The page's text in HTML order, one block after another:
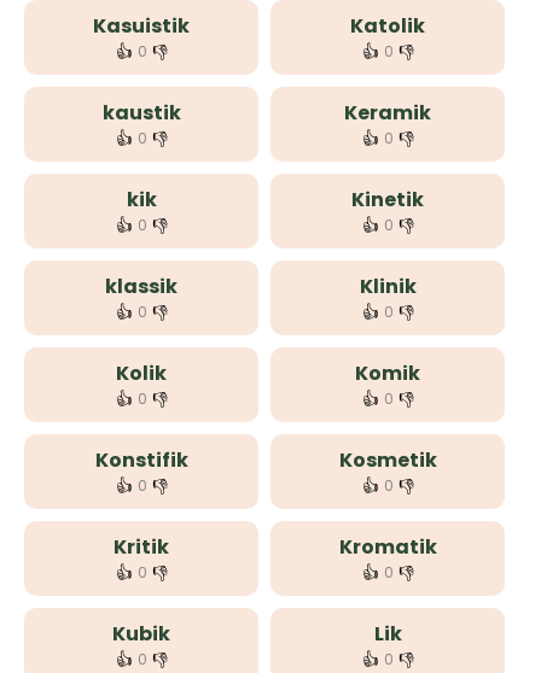
Kasuistik
👍 0 👎
Katolik
👍 0 👎
kaustik
👍 0 👎
Keramik
👍 0 👎
kik
👍 0 👎
Kinetik
👍 0 👎
klassik
👍 0 👎
Klinik
👍 0 👎
Kolik
👍 0 👎
Komik
👍 0 👎
Konstifik
👍 0 👎
Kosmetik
👍 0 👎
Kritik
👍 0 👎
Kromatik
👍 0 👎
Kubik
👍 0 👎
Lik
👍 0 👎